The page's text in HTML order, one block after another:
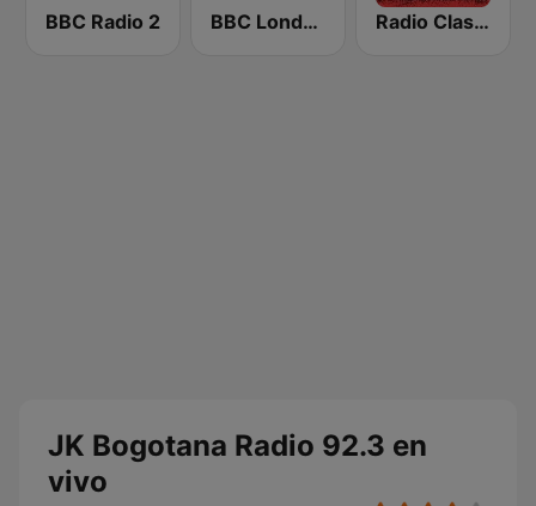
BBC Radio 2 BBC London Radio Classic Rock
JK Bogotana Radio 92.3 en
vivo